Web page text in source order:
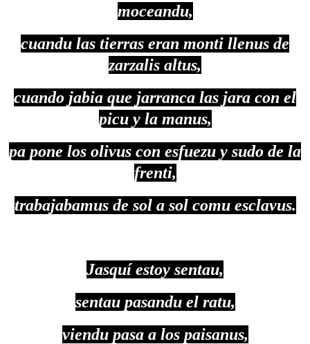
moceandu,
cuandu las tierras eran monti llenus de
zarzalis altus,
cuando jabia que jarranca las jara con el
picu y la manus,
pa pone los olivus con esfuezu y sudo de la
frenti,
trabajabamus de sol a sol comu esclavus.
Jasquí estoy sentau,
sentau pasandu el ratu,
viendu pasa a los paisanus,